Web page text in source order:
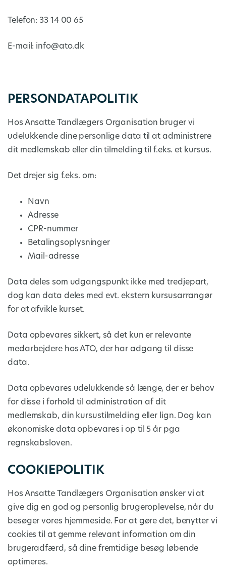
Telefon: 33 14 00 65
E-mail: info@ato.dk
PERSONDATAPOLITIK
Hos Ansatte Tandlægers Organisation bruger vi
udelukkende dine personlige data til at administrere
dit medlemskab eller din tilmelding til f.eks. et kursus.
Det drejer sig f.eks. om:
Navn
Adresse
CPR-nummer
Betalingsoplysninger
Mail-adresse
Data deles som udgangspunkt ikke med tredjepart,
dog kan data deles med evt. ekstern kursusarrangør
for at afvikle kurset.
Data opbevares sikkert, så det kun er relevante
medarbejdere hos ATO, der har adgang til disse
data.
Data opbevares udelukkende så længe, der er behov
for disse i forhold til administration af dit
medlemskab, din kursustilmelding eller lign. Dog kan
økonomiske data opbevares i op til 5 år pga
regnskabsloven.
COOKIEPOLITIK
Hos Ansatte Tandlægers Organisation ønsker vi at
give dig en god og personlig brugeroplevelse, når du
besøger vores hjemmeside. For at gøre det, benytter vi
cookies til at gemme relevant information om din
brugeradfærd, så dine fremtidige besøg løbende
optimeres.